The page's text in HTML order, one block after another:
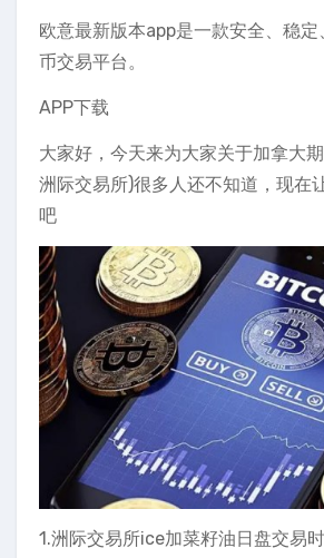
欧意最新版本app是一款安全、稳
币交易平台。
APP下载
大家好，今天来为大家关于加拿大
洲际交易所)很多人还不知道，现在
吧
1.洲际交易所ice加菜籽油日盘交易